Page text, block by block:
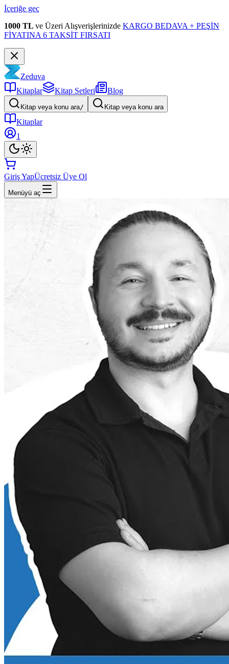
İçeriğe geç
1000 TL ve Üzeri Alışverişlerinizde KARGO BEDAVA + PEŞİN
FİYATINA 6 TAKSİT FIRSATI
Zeduva
Kitaplar
Kitap Setleri Blog
Kitap veya konu ara/ Kitap veya konu ara
Kitaplar
1
Giriş YapÜcretsiz Üye Ol
Menüyü aç